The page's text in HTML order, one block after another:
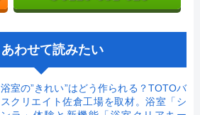
あわせて読みたい
浴室の”きれい”はどう作られる？TOTOバ
スクリエイト佐倉工場を取材。浴室「シ